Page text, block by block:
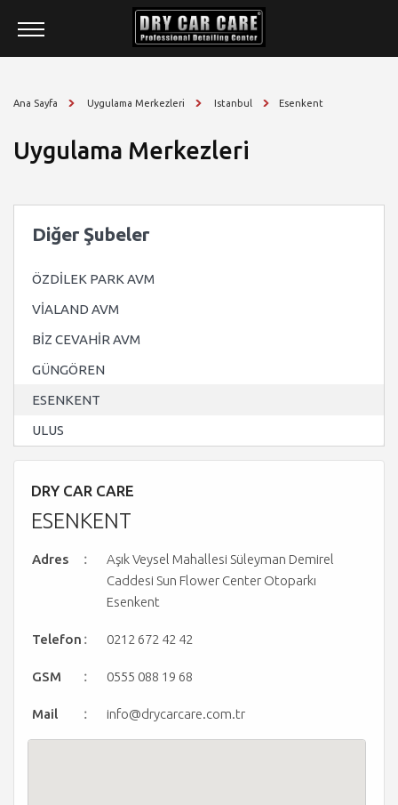
BAYİLİK
BLOG
İLETİŞİM
Ana Sayfa Uygulama Merkezleri Istanbul Esenkent
Uygulama Merkezleri
Diğer Şubeler
ÖZDİLEK PARK AVM
VİALAND AVM
BİZ CEVAHİR AVM
GÜNGÖREN
ESENKENT
ULUS
DRY CAR CARE
ESENKENT
Adres :
Aşık Veysel Mahallesi Süleyman Demirel
Caddesi Sun Flower Center Otoparkı
Esenkent
Telefon : 0212 672 42 42
GSM : 0555 088 19 68
Mail : info@drycarcare.com.tr